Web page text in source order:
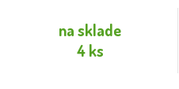
na sklade
4 ks